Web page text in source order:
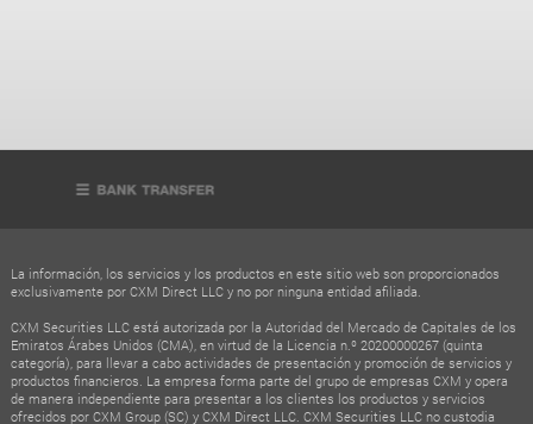
La información, los servicios y los productos en este sitio web son proporcionados
exclusivamente por CXM Direct LLC y no por ninguna entidad afiliada.
CXM Securities LLC está autorizada por la Autoridad del Mercado de Capitales de los
Emiratos Árabes Unidos (CMA), en virtud de la Licencia n.º 20200000267 (quinta
categoría), para llevar a cabo actividades de presentación y promoción de servicios y
productos financieros. La empresa forma parte del grupo de empresas CXM y opera
de manera independiente para presentar a los clientes los productos y servicios
ofrecidos por CXM Group (SC) y CXM Direct LLC. CXM Securities LLC no custodia